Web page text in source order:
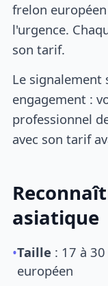
frelon
l'urgence.
son tarif.
Le signalement
engagement :
professionnel
avec son tarif
asiatique
•Taille : 17 à
européen